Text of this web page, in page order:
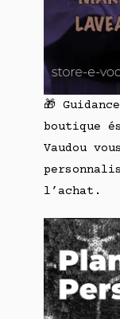
🎁
boutique
Vaudou
l’achat.